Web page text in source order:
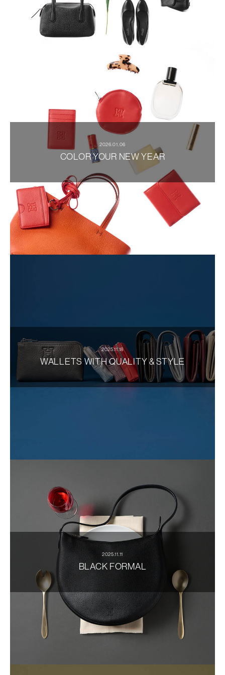
2026.01.06
COLOR YOUR NEW YEAR
2025.11.18
WALLETS WITH QUALITY & STYLE
2025.11.11
BLACK FORMAL